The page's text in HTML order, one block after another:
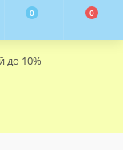
до 10%
0 0